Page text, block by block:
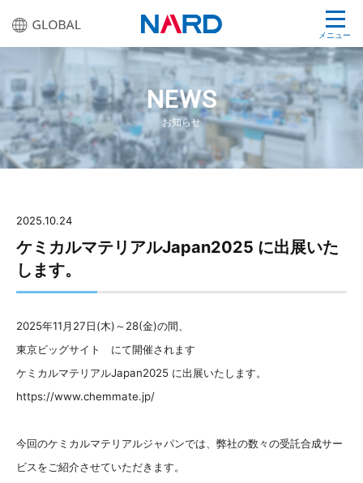
メニュー
NEWS
お知らせ
2025.10.24
ケミカルマテリアルJapan2025 に出展いた
します。
2025年11月27日(木)～28(金)の間、
東京ビッグサイト にて開催されます
ケミカルマテリアルJapan2025 に出展いたします。
https://www.chemmate.jp/
今回のケミカルマテリアルジャパンでは、弊社の数々の受託合成サー
ビスをご紹介させていただきます。